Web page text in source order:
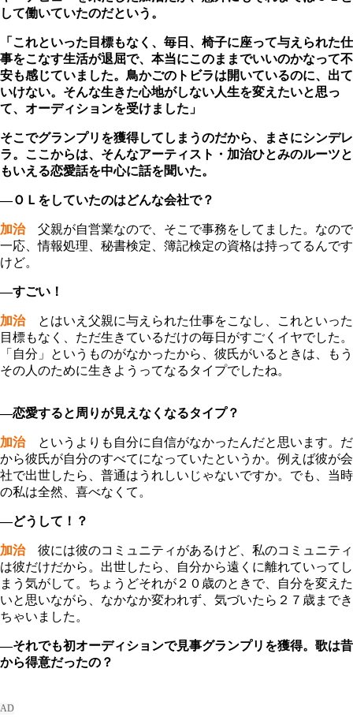
して働いていたのだという。
「これといった目標もなく、毎日、椅子に座って与えられた仕
事をこなす生活が退屈で、本当にこのままでいいのかなって不
安も感じていました。鳥かごのトビラは開いているのに、出て
いけない。そんな生きた心地がしない人生を変えたいと思っ
て、オーディションを受けました」
そこでグランプリを獲得してしまうのだから、まさにシンデレ
ラ。ここからは、そんなアーティスト・加治ひとみのルーツと
もいえる恋愛話を中心に話を聞いた。
―ＯＬをしていたのはどんな会社で？
加治父親が自営業なので、そこで事務をしてました。なので
一応、情報処理、秘書検定、簿記検定の資格は持ってるんです
けど。
―すごい！
加治とはいえ父親に与えられた仕事をこなし、これといった
目標もなく、ただ生きているだけの毎日がすごくイヤでした。
「自分」というものがなかったから、彼氏がいるときは、もう
その人のために生きようってなるタイプでしたね。
―恋愛すると周りが見えなくなるタイプ？
加治というよりも自分に自信がなかったんだと思います。だ
から彼氏が自分のすべてになっていたというか。例えば彼が会
社で出世したら、普通はうれしいじゃないですか。でも、当時
の私は全然、喜べなくて。
―どうして！？
加治彼には彼のコミュニティがあるけど、私のコミュニティ
は彼だけだから。出世したら、自分から遠くに離れていってし
まう気がして。ちょうどそれが２０歳のときで、自分を変えた
いと思いながら、なかなか変われず、気づいたら２７歳までき
ちゃいました。
―それでも初オーディションで見事グランプリを獲得。歌は昔
から得意だったの？